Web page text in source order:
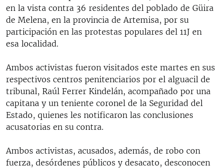
en la vista contra 36 residentes del poblado de Güira
de Melena, en la provincia de Artemisa, por su
participación en las protestas populares del 11J en
esa localidad.
Ambos activistas fueron visitados este martes en sus
respectivos centros penitenciarios por el alguacil de
tribunal, Raúl Ferrer Kindelán, acompañado por una
capitana y un teniente coronel de la Seguridad del
Estado, quienes les notificaron las conclusiones
acusatorias en su contra.
Ambos activistas, acusados, además, de robo con
fuerza, desórdenes públicos y desacato, desconocen